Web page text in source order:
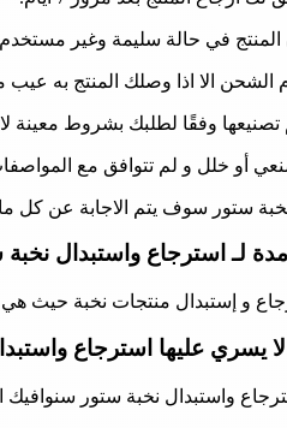
في حالة سليمة وغير
الا اذا وصلك المنتج به
تصنيعها وفقًا لطلبك بشروط معينة لا
أو خلل و لم تتوافق مع
ستور سوف يتم الاجابة عن كل ما
لـ استرجاع واستبدال نخبة
و إستبدال منتجات نخبة حيث هي
يسري عليها استرجاع
واستبدال نخبة ستور